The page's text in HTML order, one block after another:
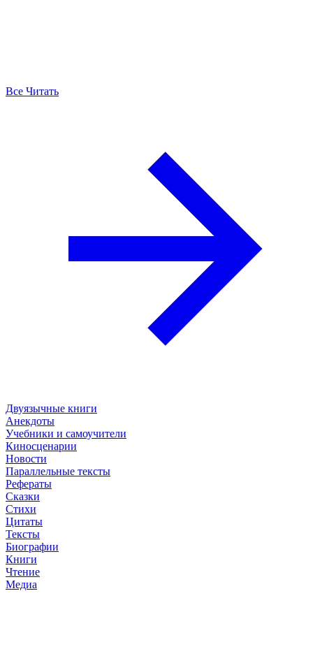
Все Читать
Двуязычные книги
Анекдоты
Учебники и самоучители
Киносценарии
Новости
Параллельные тексты
Рефераты
Сказки
Стихи
Цитаты
Тексты
Биографии
Книги
Чтение
Медиа